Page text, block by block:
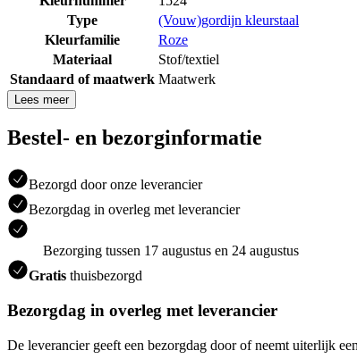
Type
(Vouw)gordijn kleurstaal
Kleurfamilie
Roze
Materiaal
Stof/textiel
Standaard of maatwerk Maatwerk
Lees meer
Bestel- en bezorginformatie
Bezorgd door onze leverancier
Bezorgdag in overleg met leverancier
Bezorging tussen 17 augustus en 24 augustus
Gratis thuisbezorgd
Bezorgdag in overleg met leverancier
De leverancier geeft een bezorgdag door of neemt uiterlijk